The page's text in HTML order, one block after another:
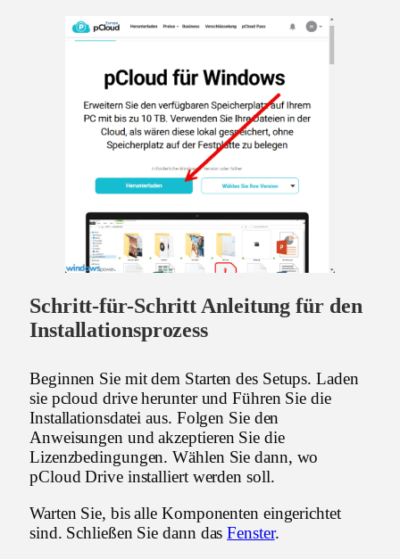
Schritt-für-Schritt Anleitung für den
Installationsprozess
Beginnen Sie mit dem Starten des Setups. Laden
sie pcloud drive herunter und Führen Sie die
Installationsdatei aus. Folgen Sie den
Anweisungen und akzeptieren Sie die
Lizenzbedingungen. Wählen Sie dann, wo
pCloud Drive installiert werden soll.
Warten Sie, bis alle Komponenten eingerichtet
sind. Schließen Sie dann dasFenster.